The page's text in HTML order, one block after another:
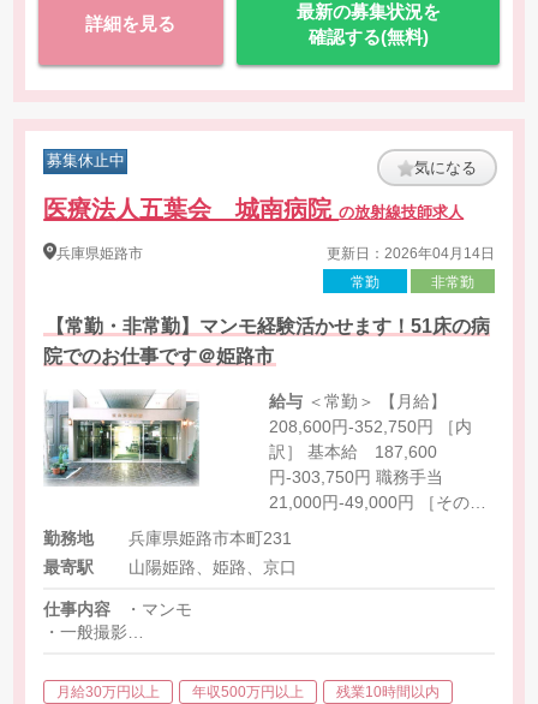
詳細を見る
最新の募集状況を
確認する(無料)
募集休止中 気になる
医療法人五葉会 城南病院の放射線技師求人
兵庫県姫路市
更新日：2026年04月14日
常勤
非常勤
【常勤・非常勤】マンモ経験活かせます！51床の病
院でのお仕事です＠姫路市
給与
208,600円-352,750円 ［内
訳］ 基本給 187,600
円-303,750円 職務手当
21,000円-49,000円 ［その他
手当］ 家族手当 5,000円 ＜
勤務地
兵庫県姫路市本町231
最寄駅
山陽姫路、姫路、京口
仕事内容
・マンモ
・一般撮影
・その他付随する業務
月給30万円以上 年収500万円以上
残業10時間以内